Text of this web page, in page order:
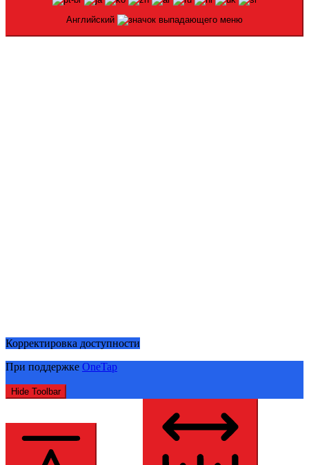
Английский
Корректировка доступности
При поддержке OneTap
Hide Toolbar